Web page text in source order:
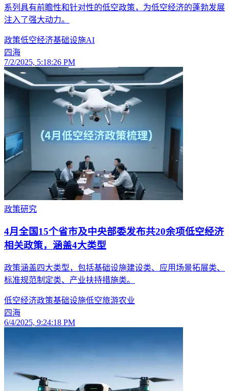
系列具有前瞻性和针对性的低空政策，为低空经济的蓬勃发展
注入了强大动力。
政策低空经济基础设施AI
四海
7/2/2025, 5:18:26 PM
政策研究
4月全国15个省市及中央部委发布共20余项低空经济
相关政策，涵盖4大类型
政策涵盖四大类型，包括基础设施建设类、应用场景拓展类、
标准规范制定类、产业扶持措施类。
低空经济政策基础设施低空旅游农业
四海
6/4/2025, 9:24:18 PM